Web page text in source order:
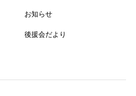
お知らせ
後援会だより